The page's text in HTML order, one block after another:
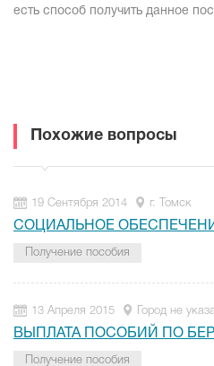
есть способ получить данное
Похожие вопросы
19 Сентября 2014 г. Томск
СОЦИАЛЬНОЕ
Получение пособия
13 Апреля 2015 Город не
ВЫПЛАТА ПОСОБИЙ ПО
Получение пособия